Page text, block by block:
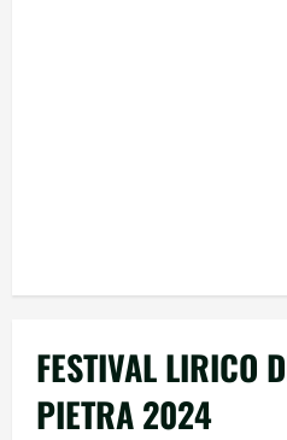
FESTIVAL LIRICO
PIETRA 2024